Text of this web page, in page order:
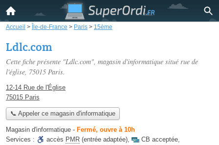
Accueil > Île-de-France > Paris > 15ème
Ldlc.com
Cette fiche présente "Ldlc.com", magasin d'informatique situé rue de
l'église, 75015 Paris.
12-14 Rue de l'Église
75015 Paris
📞 Appeler ce magasin d'informatique
Magasin d'informatique - Fermé, ouvre à 10h
Services :
accès PMR (entrée adaptée), CB acceptée,